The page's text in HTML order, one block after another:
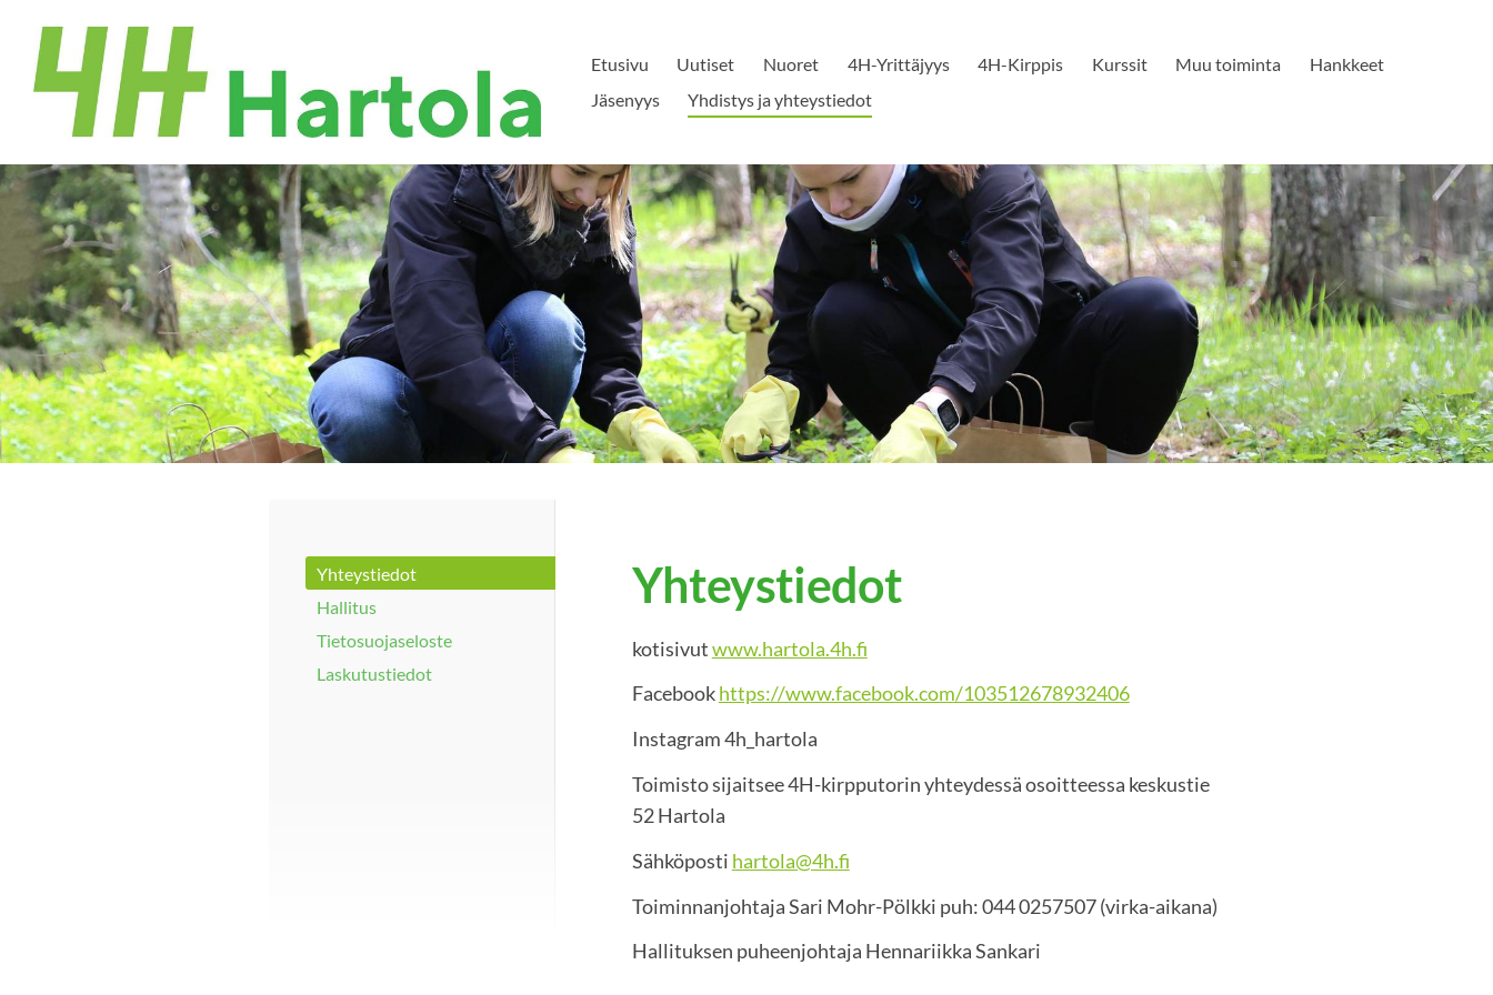
Siirry
sivun
sisältöön
Etusivu Uutiset Nuoret 4H-Yrittäjyys 4H-Kirppis Kurssit Muu toiminta
Hankkeet
Jäsenyys
Yhdistys ja yhteystiedot
Yhteystiedot
Hallitus
Tietosuojaseloste
Laskutustiedot
Yhteystiedot
kotisivutwww.hartola.4h.fi
Facebookhttps://www.facebook.com/103512678932406
Instagram 4h_hartola
Toimisto sijaitsee 4H-kirpputorin yhteydessä osoitteessa keskustie
52 Hartola
Sähköposti hartola@4h.fi
Toiminnanjohtaja Sari Mohr-Pölkki puh: 044 0257507 (virka-aikana)
Hallituksen puheenjohtaja Hennariikka Sankari